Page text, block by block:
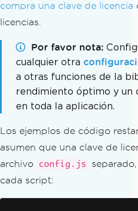
compra una clave de licencia
licencias.
Por favor nota
cualquier otra
a otras funciones de la
rendimiento óptimo y
en toda la aplicación.
Los ejemplos de código
asumen que una clave de
archivo
config.js
cada script: